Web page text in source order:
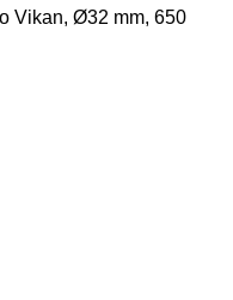
Vikan, Ø32 mm, 650